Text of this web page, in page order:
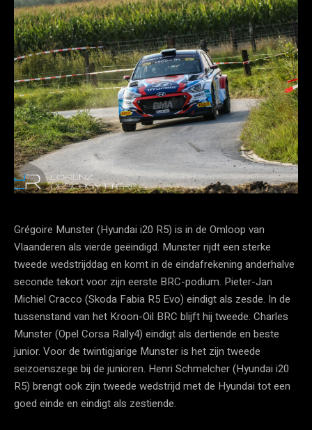
Grégoire Munster (Hyundai i20 R5) is in de Omloop van
Vlaanderen als vierde geëindigd. Munster rijdt een sterke
tweede wedstrijddag en komt in de eindafrekening anderhalve
seconde tekort voor zijn eerste BRC-podium. Pieter-Jan
Michiel Cracco (Skoda Fabia R5 Evo) eindigt als zesde. In de
tussenstand van het Kroon-Oil BRC blijft hij tweede. Charles
Munster (Opel Corsa Rally4) eindigt als dertiende en beste
junior. Voor de twintigjarige Munster is het zijn tweede
seizoenszege bij de junioren. Henri Schmelcher (Hyundai i20
R5) brengt ook zijn tweede wedstrijd met de Hyundai tot een
goed einde en eindigt als zestiende.